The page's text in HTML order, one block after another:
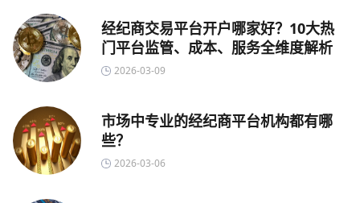
经纪商交易平台开户哪家好？10大热
门平台监管、成本、服务全维度解析
2026-03-09
市场中专业的经纪商平台机构都有哪
些？
2026-03-06